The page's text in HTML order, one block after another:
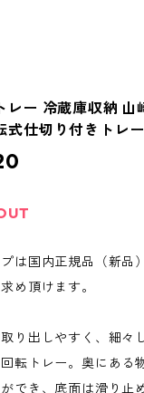
レー 冷蔵庫収納
式仕切り付きトレ
は国内正規品（新品
め頂けます。
り出しやすく、細々
転トレー。奥にある
でき、底面は滑り止